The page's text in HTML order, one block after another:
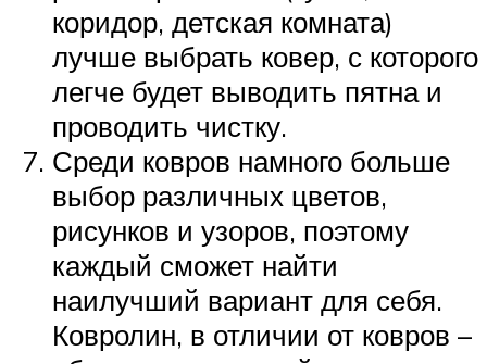
коридор, детская комната)
лучше выбрать ковер, с которого
легче будет выводить пятна и
проводить чистку.
Среди ковров намного больше
выбор различных цветов,
рисунков и узоров, поэтому
каждый сможет найти
наилучший вариант для себя.
Ковролин, в отличии от ковров –